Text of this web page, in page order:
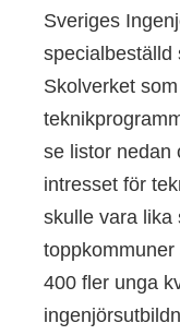
Sveriges
specialbeställd
Skolverket
se listor nedan
intresset för
skulle vara lika
400 fler unga